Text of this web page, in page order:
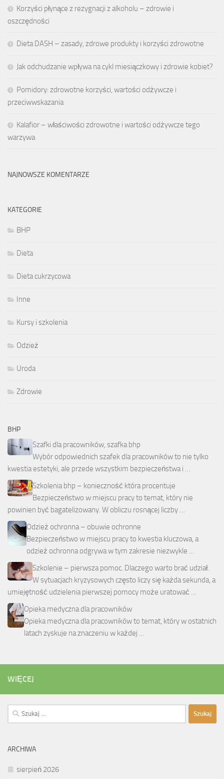
Korzyści płynące z rezygnacji z alkoholu – zdrowie i
oszczędności
Dieta DASH – zasady, zdrowe produkty i korzyści zdrowotne
Jak odchudzanie wpływa na cykl miesiączkowy i zdrowie kobiet?
Pomidory: zdrowotne korzyści, wartości odżywcze i
przeciwwskazania
Kalafior – właściwości zdrowotne i wartości odżywcze tego
warzywa
NAJNOWSZE KOMENTARZE
KATEGORIE
BHP
Dieta
Dieta cukrzycowa
Inne
Kursy i szkolenia
Odzież
Uroda
Zdrowie
BHP
Szafki dla pracowników, szafka bhp
Wybór odpowiednich szafek dla pracowników to nie tylko
kwestia estetyki, ale przede wszystkim bezpieczeństwa i …
Szkolenia bhp – konieczność która procentuje
Bezpieczeństwo w miejscu pracy to temat, który nie
powinien być bagatelizowany. W obliczu rosnącej liczby …
Odzież ochronna – obuwie ochronne
Bezpieczeństwo w miejscu pracy to kwestia kluczowa, a
odzież ochronna odgrywa w tym zakresie niezwykle …
Szkolenie – pierwsza pomoc. Dlaczego warto brać udział.
W sytuacjach kryzysowych często liczy się każda sekunda, a
umiejętność udzielenia pierwszej pomocy może uratować …
Opieka medyczna dla pracowników
Opieka medyczna dla pracowników to temat, który w ostatnich
latach zyskuje na znaczeniu w każdej …
WIĘCEJ
Szukaj:
ARCHIWA
sierpień 2026